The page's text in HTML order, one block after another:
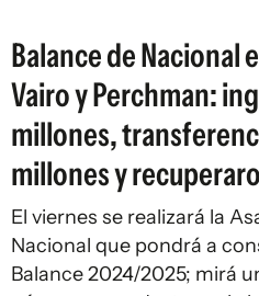
Balance de Nacional
Vairo y Perchman:
millones,
millones y
El viernes se realizará la
Nacional que pondrá a
Balance 2024/2025; mirá